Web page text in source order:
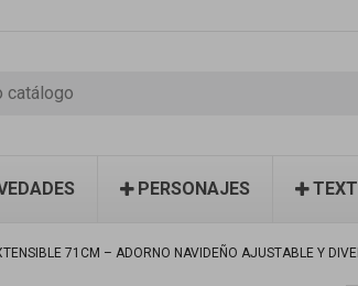
PERSONAJES
71CM – ADORNO NAVIDEÑO AJUSTABLE Y